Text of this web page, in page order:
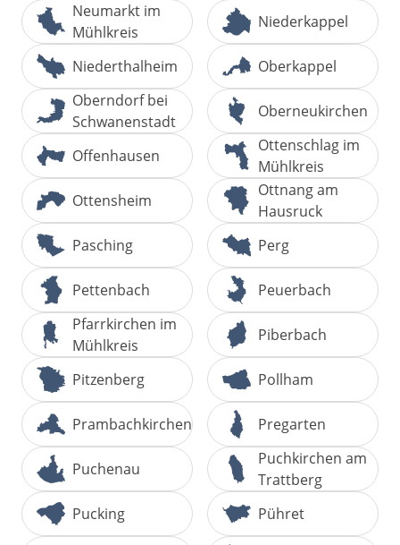
Neumarkt im
Mühlkreis
Niederkappel
Niederthalheim
Oberkappel
Oberndorf bei
Schwanenstadt
Oberneukirchen
Offenhausen
Ottenschlag im
Mühlkreis
Ottensheim
Ottnang am
Hausruck
Pasching
Perg
Pettenbach
Peuerbach
Pfarrkirchen im
Mühlkreis
Piberbach
Pitzenberg Pollham
Prambachkirchen Pregarten
Puchenau
Puchkirchen am
Trattberg
Pucking
Pühret